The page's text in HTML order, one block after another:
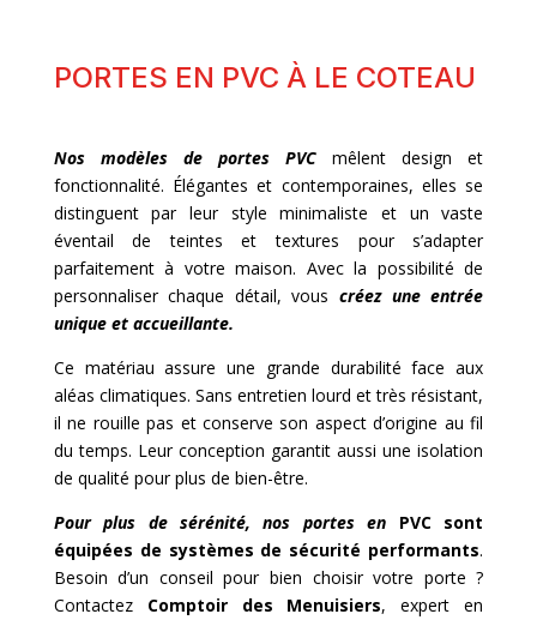
PORTES EN PVC À LE COTEAU
Nos modèles de portes PVC mêlent design et
fonctionnalité. Élégantes et contemporaines, elles se
distinguent par leur style minimaliste et un vaste
éventail de teintes et textures pour s’adapter
parfaitement à votre maison. Avec la possibilité de
personnaliser chaque détail, vouscréez une entrée
unique et accueillante.
Ce matériau assure une grande durabilité face aux
aléas climatiques. Sans entretien lourd et très résistant,
il ne rouille pas et conserve son aspect d’origine au fil
du temps. Leur conception garantit aussi une isolation
de qualité pour plus de bien-être.
Pour plus de sérénité, nos portes en PVC sont
équipées de systèmes de sécurité performants.
Besoin d’un conseil pour bien choisir votre porte ?
Contactez Comptoir des Menuisiers, expert en